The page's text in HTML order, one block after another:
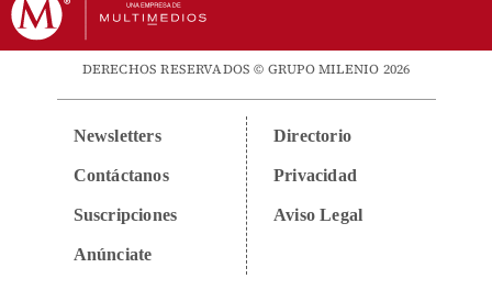
DERECHOS RESERVADOS © GRUPO MILENIO 2026
Newsletters
Contáctanos
Suscripciones
Anúnciate
Directorio
Privacidad
Aviso Legal